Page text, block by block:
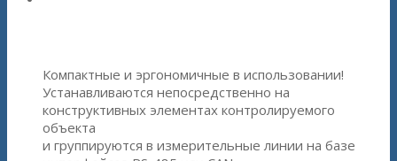
Компактные и эргономичные в использовании!
Устанавливаются непосредственно на
конструктивных элементах контролируемого
объекта
и группируются в измерительные линии на базе